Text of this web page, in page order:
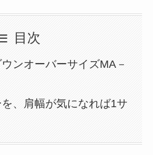
目次
ンオーバーサイズMA－
、肩幅が気になれば1サ